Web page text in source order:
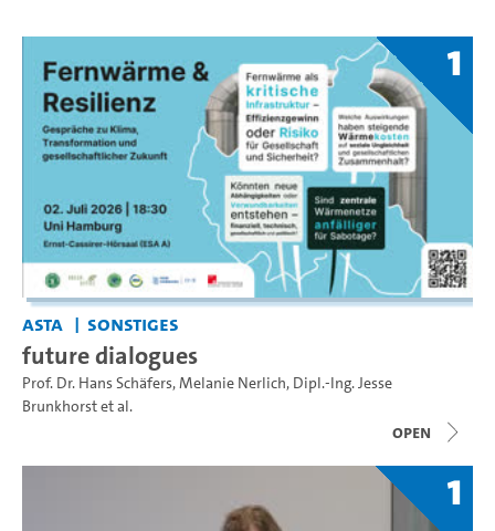
1
AStA Sonstiges
future dialogues
Prof. Dr. Hans Schäfers,Melanie Nerlich, Dipl.-Ing. Jesse
Brunkhorstet al.
open
1